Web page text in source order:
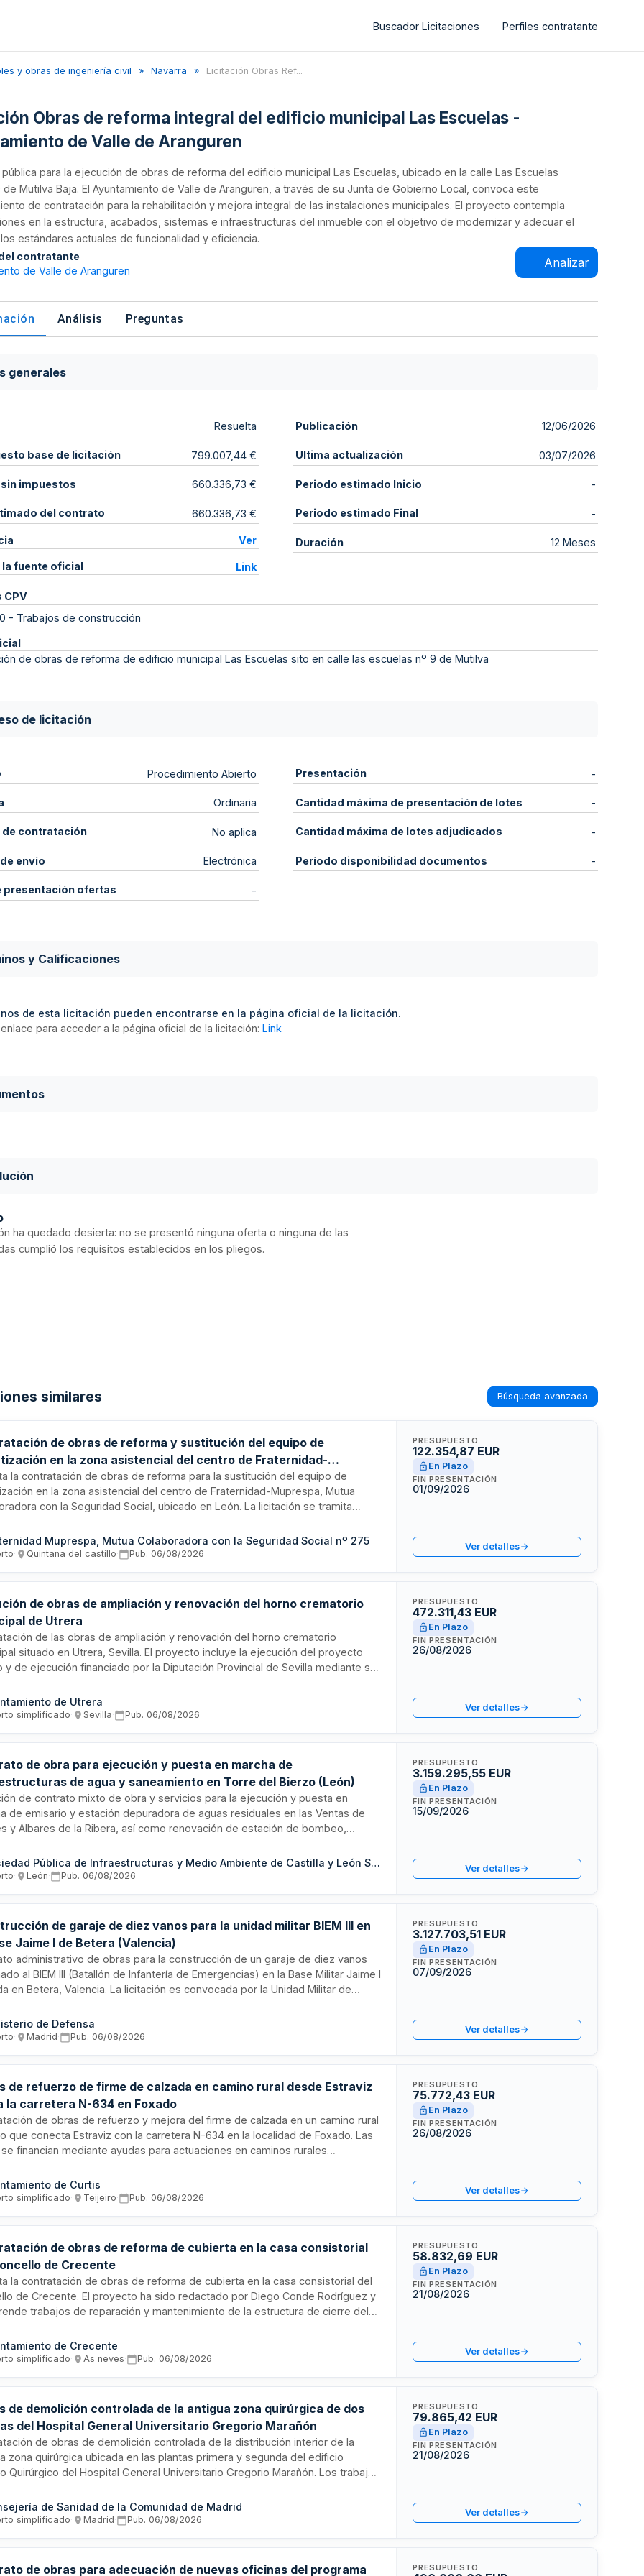
Buscador Licitaciones Perfiles contratante
y obras de ingeniería civil Navarra Licitación Obras Ref...
Obras de reforma integral del edificio municipal Las Escuelas -
de Valle de Aranguren
para la ejecución de obras de reforma del edificio municipal Las Escuelas, ubicado en la calle Las Escuelas
Mutilva Baja. El Ayuntamiento de Valle de Aranguren, a través de su Junta de Gobierno Local, convoca este
de contratación para la rehabilitación y mejora integral de las instalaciones municipales. El proyecto contempla
en la estructura, acabados, sistemas e infraestructuras del inmueble con el objetivo de modernizar y adecuar el
estándares actuales de funcionalidad y eficiencia.
contratante
de Valle de Aranguren
Analizar
Análisis Preguntas
generales
Resuelta
base de licitación 799.007,44 €
impuestos 660.336,73 €
del contrato 660.336,73 €
Ver
la fuente oficial Link
Publicación 12/06/2026
Ultima actualización 03/07/2026
Periodo estimado Inicio -
Periodo estimado Final -
Duración 12 Meses
CPV
- Trabajos de construcción
de obras de reforma de edificio municipal Las Escuelas sito en calle las escuelas nº 9 de Mutilva
de licitación
Procedimiento Abierto
Ordinaria
de contratación No aplica
envío Electrónica
presentación ofertas -
Presentación -
Cantidad máxima de presentación de lotes -
Cantidad máxima de lotes adjudicados -
Período disponibilidad documentos -
y Calificaciones
de esta licitación pueden encontrarse en la página oficial de la licitación.
para acceder a la página oficial de la licitación: Link
ha quedado desierta: no se presentó ninguna oferta o ninguna de las
cumplió los requisitos establecidos en los pliegos.
similares Búsqueda avanzada
de obras de reforma y sustitución del equipo de
en la zona asistencial del centro de Fraternidad-
en León
la contratación de obras de reforma para la sustitución del equipo de
en la zona asistencial del centro de Fraternidad-Muprespa, Mutua
con la Seguridad Social, ubicado en León. La licitación se tramita
por la Ley de Contratos del Sector Público. Las obras se ejecutarán
a las especificaciones del proyecto, bajo supervisión de la Dirección
Muprespa, Mutua Colaboradora con la Seguridad Social nº 275
· Quintana del castillo· Pub. 06/08/2026
PRESUPUESTO
122.354,87 EUR
En Plazo
FIN PRESENTACIÓN
01/09/2026
Ver detalles
de obras de ampliación y renovación del horno crematorio
de Utrera
de las obras de ampliación y renovación del horno crematorio
situado en Utrera, Sevilla. El proyecto incluye la ejecución del proyecto
y de ejecución financiado por la Diputación Provincial de Sevilla mediante su
mediante procedimiento abierto simplificado con tramitación urgente.
de Utrera
simplificado· Sevilla· Pub. 06/08/2026
PRESUPUESTO
472.311,43 EUR
En Plazo
FIN PRESENTACIÓN
26/08/2026
Ver detalles
de obra para ejecución y puesta en marcha de
de agua y saneamiento en Torre del Bierzo (León)
de contrato mixto de obra y servicios para la ejecución y puesta en
de emisario y estación depuradora de aguas residuales en las Ventas de
y Albares de la Ribera, así como renovación de estación de bombeo,
agua en las Ventas de Albares, en el municipio de Torre del Bierzo,
de León. El contrato incluye proyecto técnico, estudio de seguridad y
Sociedad Pública de Infraestructuras y Medio Ambiente de Castilla y León S.A.
· León· Pub. 06/08/2026
PRESUPUESTO
3.159.295,55 EUR
En Plazo
FIN PRESENTACIÓN
15/09/2026
Ver detalles
de garaje de diez vanos para la unidad militar BIEM III en
Jaime I de Betera (Valencia)
administrativo de obras para la construcción de un garaje de diez vanos
al BIEM III (Batallón de Infantería de Emergencias) en la Base Militar Jaime I
en Betera, Valencia. La licitación es convocada por la Unidad Militar de
clasificada según el CPV 45216200-6 (trabajos de construcción de edificios e
militares), sujeta a la Ley de Contratos del Sector Público.
de Defensa
· Madrid· Pub. 06/08/2026
PRESUPUESTO
3.127.703,51 EUR
En Plazo
FIN PRESENTACIÓN
07/09/2026
Ver detalles
de refuerzo de firme de calzada en camino rural desde Estraviz
la carretera N-634 en Foxado
de obras de refuerzo y mejora del firme de calzada en un camino rural
que conecta Estraviz con la carretera N-634 en la localidad de Foxado. Las
financian mediante ayudas para actuaciones en caminos rurales
de la Política Agraria Común 2023-2027. El contrato se tramita
procedimiento simplificado sin competencia, incluyendo la ejecución
de Curtis
simplificado· Teijeiro· Pub. 06/08/2026
PRESUPUESTO
75.772,43 EUR
En Plazo
FIN PRESENTACIÓN
26/08/2026
Ver detalles
de obras de reforma de cubierta en la casa consistorial
de Crecente
la contratación de obras de reforma de cubierta en la casa consistorial del
de Crecente. El proyecto ha sido redactado por Diego Conde Rodríguez y
trabajos de reparación y mantenimiento de la estructura de cierre del
con varios criterios de adjudicación automáticos. El plazo de ejecución
es de cuatro meses.
de Crecente
simplificado· As neves· Pub. 06/08/2026
PRESUPUESTO
58.832,69 EUR
En Plazo
FIN PRESENTACIÓN
21/08/2026
Ver detalles
de demolición controlada de la antigua zona quirúrgica de dos
del Hospital General Universitario Gregorio Marañón
de obras de demolición controlada de la distribución interior de la
zona quirúrgica ubicada en las plantas primera y segunda del edificio
Quirúrgico del Hospital General Universitario Gregorio Marañón. Los trabajos
de las instalaciones pasantes en uso, manteniendo el hospital operativo
la ejecución. La empresa adjudicataria deberá retirar todo el mobiliario en
autorizado.
de Sanidad de la Comunidad de Madrid
simplificado· Madrid· Pub. 06/08/2026
PRESUPUESTO
79.865,42 EUR
En Plazo
FIN PRESENTACIÓN
21/08/2026
Ver detalles
de obras para adecuación de nuevas oficinas del programa PRESUPUESTO